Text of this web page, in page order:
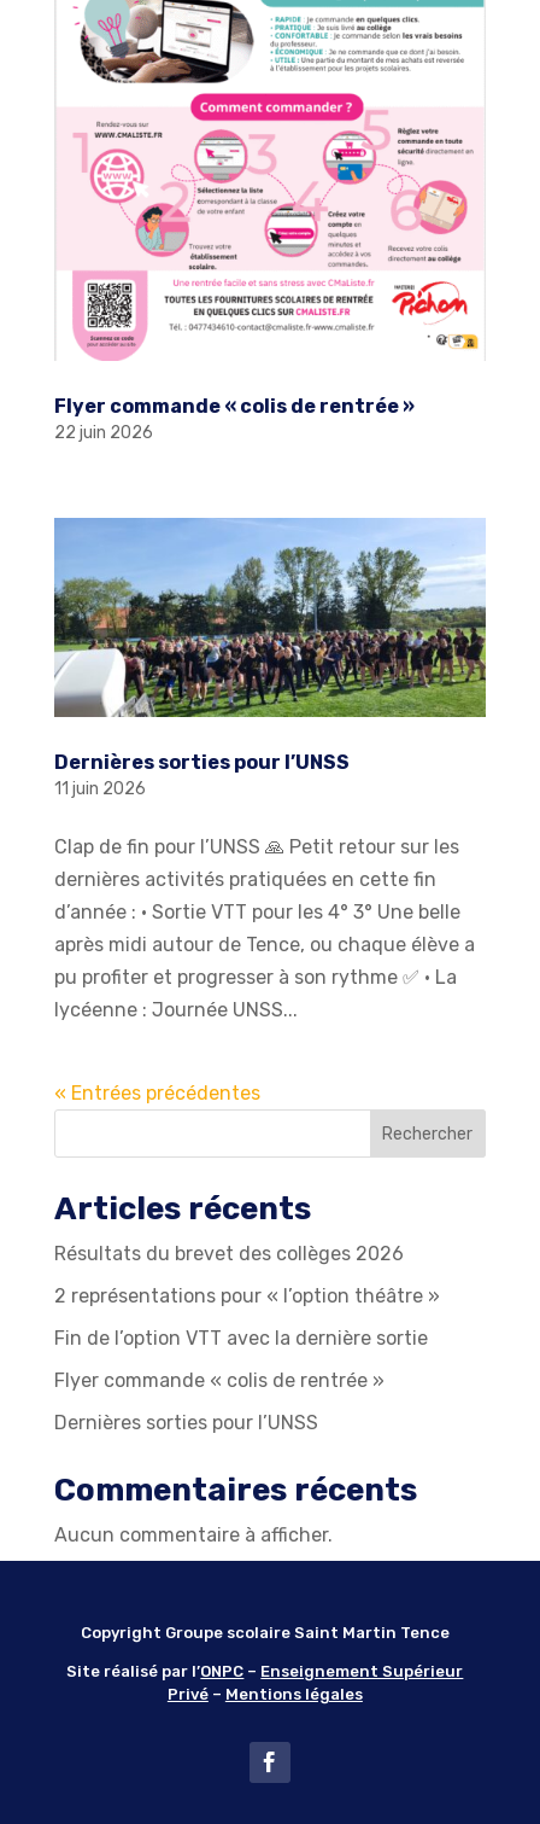
Flyer commande « colis de rentrée »
22 juin 2026
Dernières sorties pour l’UNSS
11 juin 2026
Clap de fin pour l’UNSS 🙏 Petit retour sur les
dernières activités pratiquées en cette fin
d’année : •⁠ ⁠Sortie VTT pour les 4° 3° Une belle
après midi autour de Tence, ou chaque élève a
pu profiter et progresser à son rythme ✅️ •⁠ ⁠La
lycéenne : Journée UNSS...
« Entrées précédentes
Rechercher
Articles récents
Résultats du brevet des collèges 2026
2 représentations pour « l’option théâtre »
Fin de l’option VTT avec la dernière sortie
Flyer commande « colis de rentrée »
Dernières sorties pour l’UNSS
Commentaires récents
Aucun commentaire à afficher.
Copyright Groupe scolaire Saint Martin Tence
Site réalisé par l’ONPC – Enseignement Supérieur
Privé– Mentions légales